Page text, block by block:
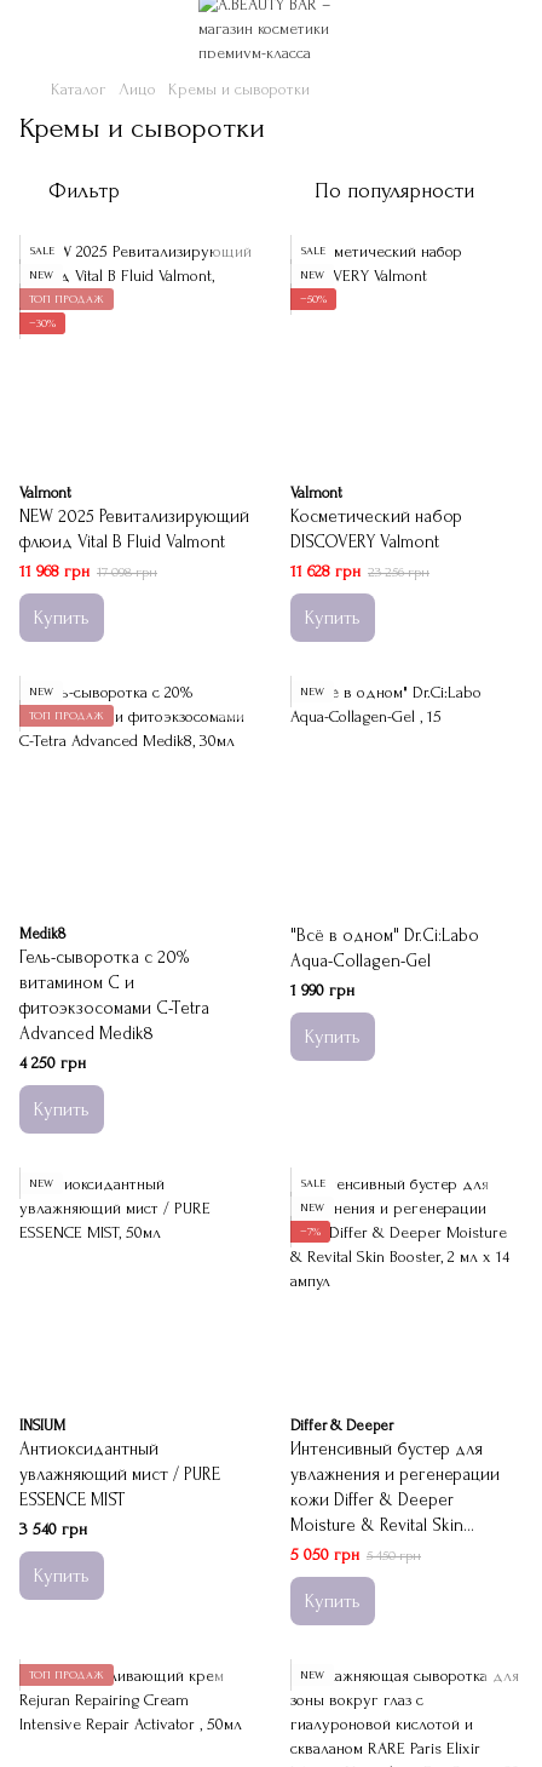
Каталог Лицо Кремы и сыворотки
Кремы и сыворотки
Фильтр По популярности
SALE
NEW
ТОП ПРОДАЖ
−30%
Valmont
NEW 2025 Ревитализирующий
флюид Vital B Fluid Valmont
11 968 грн 17 098 грн
Купить
SALE
NEW
−50%
Valmont
Косметический набор
DISCOVERY Valmont
11 628 грн 23 256 грн
Купить
NEW
ТОП ПРОДАЖ
Medik8
Гель-сыворотка с 20%
витамином С и
фитoэкзосомами C-Tetra
Advanced Medik8
4 250 грн
Купить
NEW
"Всё в одном" Dr.Ci:Labo
Aqua-Collagen-Gel
1 990 грн
Купить
NEW
INSIUM
Антиоксидантный
увлажняющий мист / PURE
ESSENCE MIST
3 540 грн
Купить
SALE
NEW
−7%
Differ & Deeper
Интенсивный бустер для
увлажнения и регенерации
кожи Differ & Deeper
Moisture & Revital Skin
Booster
5 050 грн 5 450 грн
Купить
ТОП ПРОДАЖ NEW